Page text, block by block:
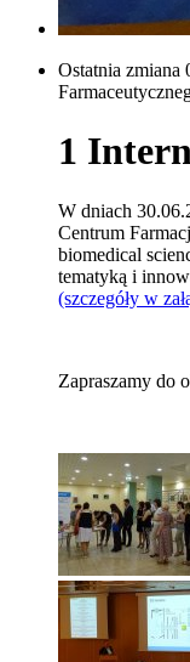
Ostatnia zmiana
1
W dniach
Centrum
biomedical
tematyką i
(szczegóły w
Zapraszamy do